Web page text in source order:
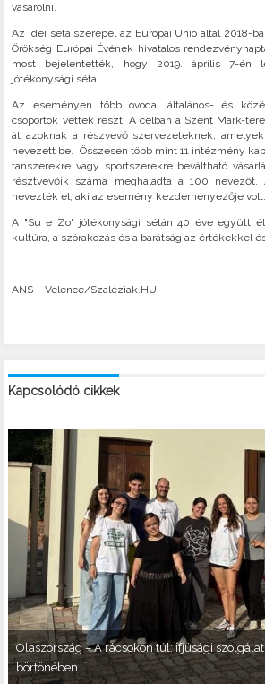
vásárolni.
Az idei séta szerepel az Európai Unió által 2018-
Örökség Európai Évének hivatalos
most bejelentették, hogy 2019. április 7-én
jótékonysági séta.
Az eseményen több óvoda, általános- és
csoportok vettek részt. A célban a Szent Márk-
át azoknak a részvevő szervezeteknek,
nevezett be. Összesen több mint 11 intézmény
tanszerekre vagy sportszerekre beváltható
résztvevőik száma meghaladta a 100
nevezték el, aki az esemény kezdeményezője volt.
A "Su e Zo" jótékonysági sétán 40 éve együtt
kultúra, a szórakozás és a barátság az értékekkel
ANS – Velence/Szaléziak.HU
Kapcsolódó cikkek
Olaszország – A rácsokon túl: ifjúsági
börtönében